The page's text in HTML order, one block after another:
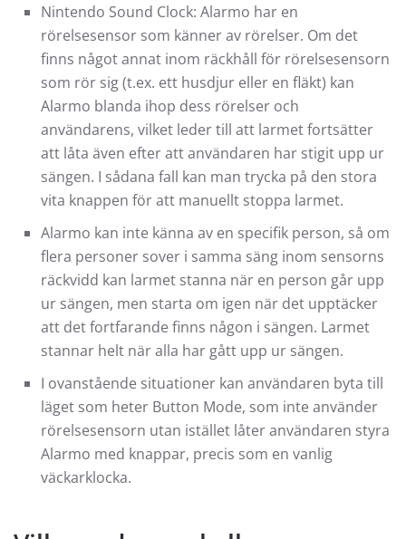
Nintendo Sound Clock: Alarmo har en
rörelsesensor som känner av rörelser. Om det
finns något annat inom räckhåll för rörelsesensorn
som rör sig (t.ex. ett husdjur eller en fläkt) kan
Alarmo blanda ihop dess rörelser och
användarens, vilket leder till att larmet fortsätter
att låta även efter att användaren har stigit upp ur
sängen. I sådana fall kan man trycka på den stora
vita knappen för att manuellt stoppa larmet.
Alarmo kan inte känna av en specifik person, så om
flera personer sover i samma säng inom sensorns
räckvidd kan larmet stanna när en person går upp
ur sängen, men starta om igen när det upptäcker
att det fortfarande finns någon i sängen. Larmet
stannar helt när alla har gått upp ur sängen.
I ovanstående situationer kan användaren byta till
läget som heter Button Mode, som inte använder
rörelsesensorn utan istället låter användaren styra
Alarmo med knappar, precis som en vanlig
väckarklocka.